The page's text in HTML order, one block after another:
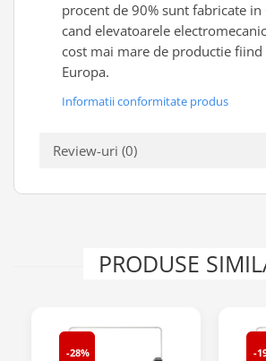
procent de 90% sunt fabricate in
cand elevatoarele
cost mai mare de productie fiind
Europa.
Informatii conformitate produs
Review-uri (0)
PRODUSE
-28% -